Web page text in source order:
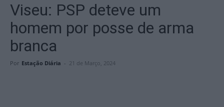
Viseu: PSP deteve um
homem por posse de arma
branca
Por Estação Diária - 21 de Março, 2024